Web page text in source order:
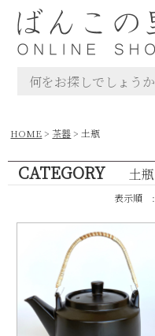
HOME 茶器 土瓶
CATEGORY 土瓶
表示順 :